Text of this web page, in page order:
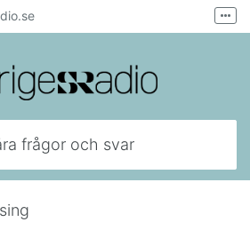
Mejla lyssnarservice
Fler